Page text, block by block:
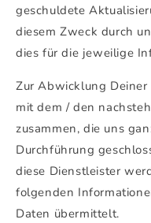
geschuldete
diesem Zweck durch
dies für die jeweilige
Zur Abwicklung
mit dem / den
zusammen, die uns
Durchführung
diese Dienstleister
folgenden
Daten übermittelt.